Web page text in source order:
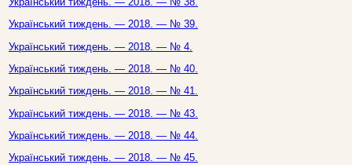
Український тиждень. — 2018. — № 39.
Український тиждень. — 2018. — № 4.
Український тиждень. — 2018. — № 40.
Український тиждень. — 2018. — № 41.
Український тиждень. — 2018. — № 43.
Український тиждень. — 2018. — № 44.
Український тиждень. — 2018. — № 45.